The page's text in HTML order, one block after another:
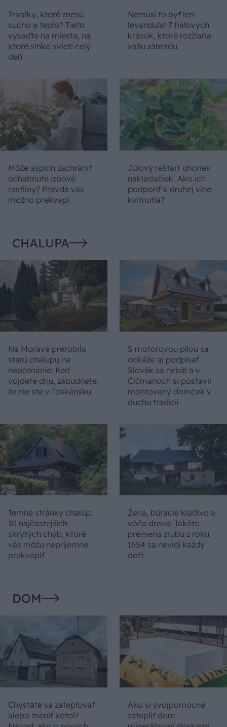
Trvalky, ktoré znesú
sucho a teplo? Tieto
vysaďte na miesta, na
ktoré slnko svieti celý
deň
Nemusí to byť len
levanduľa! 7 fialových
krások, ktoré rozžiaria
vašu záhradu
Môže aspirín zachrániť
ochabnuté izbové
rastliny? Pravda vás
možno prekvapí
Júlový reštart uhoriek
nakladačiek: Ako ich
podporiť k druhej vlne
kvitnutia?
CHALUPA
Na Morave prerobila
starú chalupu na
nepoznanie: Keď
vojdete dnu, zabudnete,
že nie ste v Toskánsku
S motorovou pílou sa
dokáže aj podpísať.
Slovák sa nebál a v
Čičmanoch si postavil
montovaný domček v
duchu tradícií
Temné stránky chalúp:
10 najčastejších
skrytých chýb, ktoré
vás môžu nepríjemne
prekvapiť
Žena, búracie kladivo a
vôňa dreva: Takáto
premena zrubu z roku
1654 sa nevidí každý
deň!
DOM
Chystáte sa zatepľovať
alebo meniť kotol?
Ako si svojpomocne
zatepliť dom